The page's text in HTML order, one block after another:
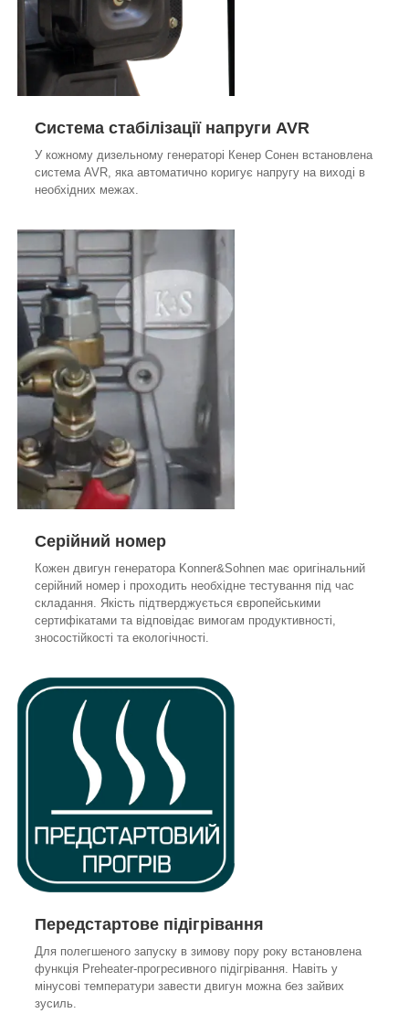
Система стабілізації напруги AVR
У кожному дизельному генераторі Кенер Сонен встановлена
система AVR, яка автоматично коригує напругу на виході в
необхідних межах.
Серійний номер
Кожен двигун генератора Konner&Sohnen має оригінальний
серійний номер і проходить необхідне тестування під час
складання. Якість підтверджується європейськими
сертифікатами та відповідає вимогам продуктивності,
зносостійкості та екологічності.
Передстартове підігрівання
Для полегшеного запуску в зимову пору року встановлена
функція Preheater-прогресивного підігрівання. Навіть у
мінусові температури завести двигун можна без зайвих
зусиль.